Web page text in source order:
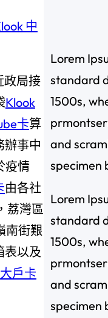
中
政局接
Klook
卡算
辦事中
疫情
由各社
荔灣區
南街艱
表以及
戶卡
Lorem
standard
1500s,
and
specimen
Lorem
standard
1500s,
and
specimen